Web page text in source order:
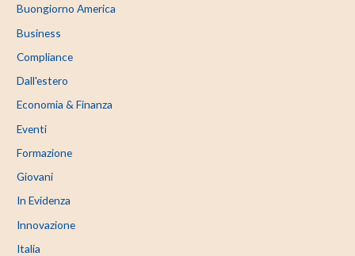
Buongiorno America
Business
Compliance
Dall'estero
Economia & Finanza
Eventi
Formazione
Giovani
In Evidenza
Innovazione
Italia